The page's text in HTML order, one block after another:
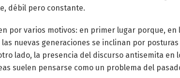
débil pero constante.
por varios motivos: en primer lugar porque, en
nuevas generaciones se inclinan por
lado, la presencia del discurso antisemita en
suelen pensarse como un problema del